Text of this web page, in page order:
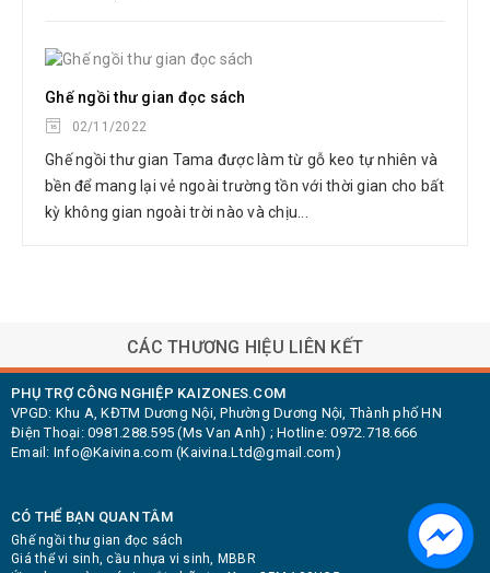
Ghế ngồi thư gian đọc sách
02/11/2022
Ghế ngồi thư gian Tama được làm từ gỗ keo tự nhiên và
bền để mang lại vẻ ngoài trường tồn với thời gian cho bất
kỳ không gian ngoài trời nào và chịu...
CÁC THƯƠNG HIỆU LIÊN KẾT
cầu nhựa vi sinh KHAY SẤY NHỰA KAI
PHỤ TRỢ CÔNG NGHIỆP KAIZONES.COM
VPGD: Khu A, KĐTM Dương Nội, Phường Dương Nội, Thành phố HN
Điện Thoại: 0981.288.595 (Ms Van Anh) ; Hotline: 0972.718.666
Email: Info@Kaivina.com (Kaivina.Ltd@gmail.com)
CÓ THỂ BẠN QUAN TÂM
Ghế ngồi thư gian đọc sách
Giá thể vi sinh, cầu nhựa vi sinh, MBBR